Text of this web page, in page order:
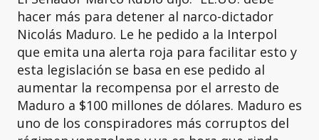
hacer más para detener al narco-dictador
Nicolás Maduro. Le he pedido a la Interpol
que emita una alerta roja para facilitar esto y
esta legislación se basa en ese pedido al
aumentar la recompensa por el arresto de
Maduro a $100 millones de dólares. Maduro es
uno de los conspiradores más corruptos del